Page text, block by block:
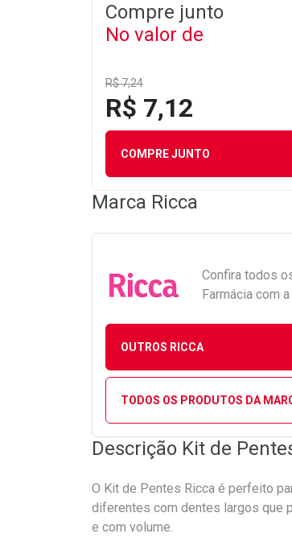
Compre junto
No valor de
R$ 7,24
R$ 7,12
COMPRE JUNTO
Marca Ricca
Confira todos
Farmácia com
OUTROS RICCA
TODOS OS PRODUTOS DA
Descrição Kit de
O Kit de Pentes Ricca é perfeito
diferentes com dentes largos que
e com volume.